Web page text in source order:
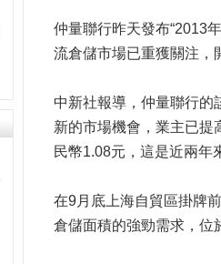
仲量聯行昨天發布“2013
流倉儲市場已重獲關注，
中新社報導，仲量聯行的
新的市場機會，業主已提
民幣1.08元，這是近兩年
在9月底上海自貿區掛牌
倉儲面積的強勁需求，位